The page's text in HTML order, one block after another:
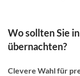
Wo sollten Sie
übernachten?
Clevere Wahl für